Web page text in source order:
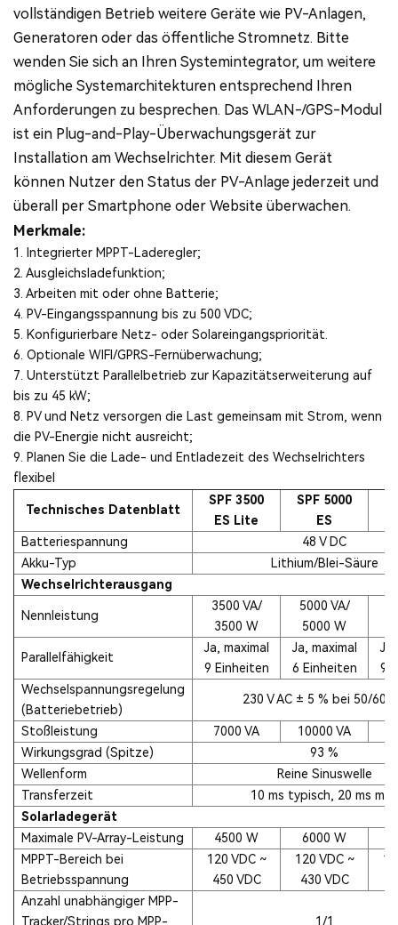
vollständigen Betrieb weitere Geräte wie PV-Anlagen,
Generatoren oder das öffentliche Stromnetz. Bitte
wenden Sie sich an Ihren Systemintegrator, um weitere
mögliche Systemarchitekturen entsprechend Ihren
Anforderungen zu besprechen. Das WLAN-/GPS-Modul
ist ein Plug-and-Play-Überwachungsgerät zur
Installation am Wechselrichter. Mit diesem Gerät
können Nutzer den Status der PV-Anlage jederzeit und
überall per Smartphone oder Website überwachen.
Merkmale:
1. Integrierter MPPT-Laderegler;
2. Ausgleichsladefunktion;
3. Arbeiten mit oder ohne Batterie;
4. PV-Eingangsspannung bis zu 500 VDC;
5. Konfigurierbare Netz- oder Solareingangspriorität.
6. Optionale WIFI/GPRS-Fernüberwachung;
7. Unterstützt Parallelbetrieb zur Kapazitätserweiterung auf
bis zu 45 kW;
8. PV und Netz versorgen die Last gemeinsam mit Strom, wenn
die PV-Energie nicht ausreicht;
9. Planen Sie die Lade- und Entladezeit des Wechselrichters
flexibel
Technisches Datenblatt
SPF 3500
ES Lite
SPF 5000
ES
Batteriespannung
48 V DC
Akku-Typ
Lithium/Blei-Säure
Wechselrichterausgang
Nennleistung
3500 VA/
3500 W
5000 VA/
5000 W
Parallelfähigkeit
Ja, maximal
9 Einheiten
Ja, maximal
6 Einheiten
9
Wechselspannungsregelung
(Batteriebetrieb)
230 V AC ± 5 % bei 50/60
Stoßleistung 7000 VA 10000 VA
Wirkungsgrad (Spitze)
93 %
Wellenform
Reine Sinuswelle
Transferzeit
10 ms typisch, 20 ms max
Solarladegerät
Maximale PV-Array-Leistung
4500 W 6000 W
MPPT-Bereich bei
Betriebsspannung
120 VDC ~
450 VDC
120 VDC ~
430 VDC
Anzahl unabhängiger MPP-
Tracker/Strings pro MPP-
1/1